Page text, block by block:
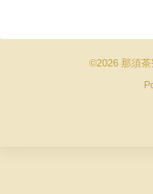
©2026 那須茶